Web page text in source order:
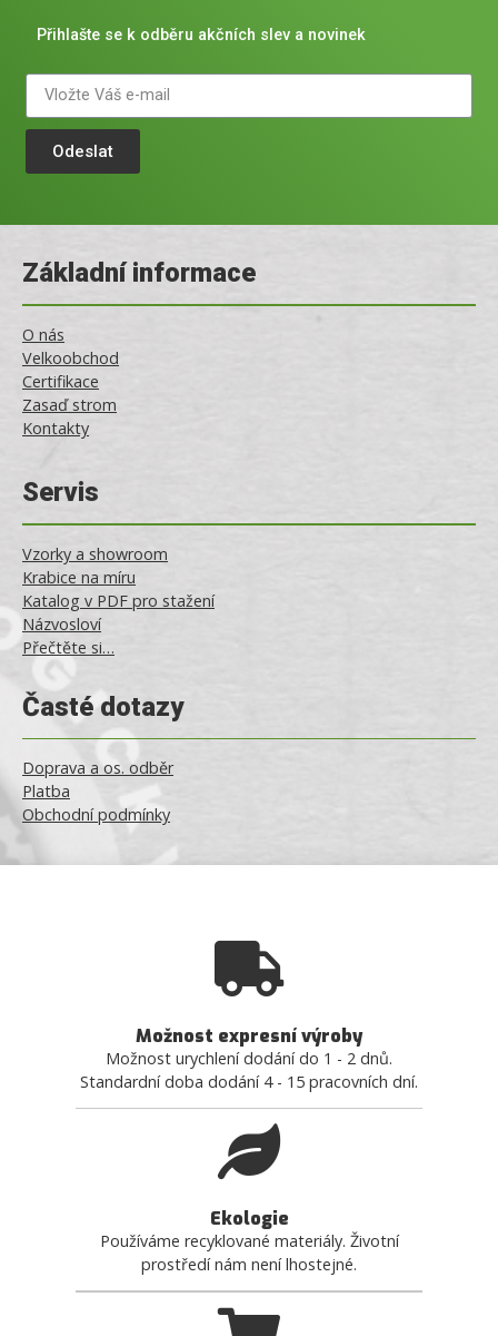
Přihlašte se k odběru akčních slev a novinek
Odeslat
Základní informace
O nás
Velkoobchod
Certifikace
Zasaď strom
Kontakty
Servis
Vzorky a showroom
Krabice na míru
Katalog v PDF pro stažení
Názvosloví
Přečtěte si…
Časté dotazy
Doprava a os. odběr
Platba
Obchodní podmínky
Možnost expresní výroby
Možnost urychlení dodání do 1 - 2 dnů.
Standardní doba dodání 4 - 15 pracovních dní.
Ekologie
Používáme recyklované materiály. Životní
prostředí nám není lhostejné.